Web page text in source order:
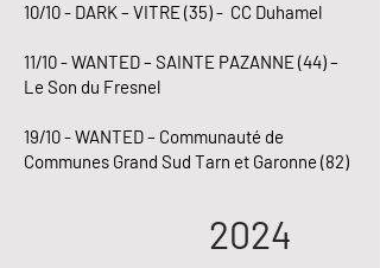
10/10 - DARK – VITRE (35) - CC Duhamel
11/10 - WANTED – SAINTE PAZANNE (44) –
Le Son du Fresnel
19/10 - WANTED – Communauté de
Communes Grand Sud Tarn et Garonne (82)
​​​ 2024